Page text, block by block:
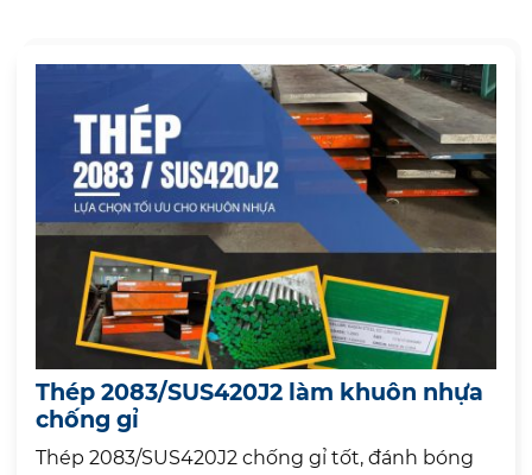
Thép 2083/SUS420J2 làm khuôn nhựa
chống gỉ
Thép 2083/SUS420J2 chống gỉ tốt, đánh bóng